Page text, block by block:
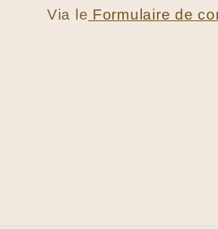
Via le Formulaire de